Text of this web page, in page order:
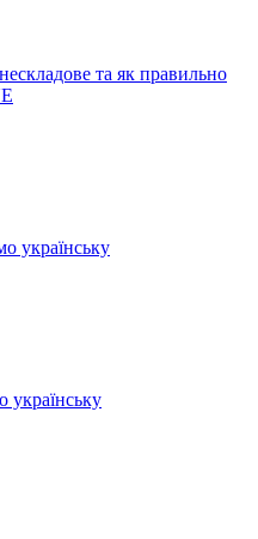
та як правильно
українську
українську